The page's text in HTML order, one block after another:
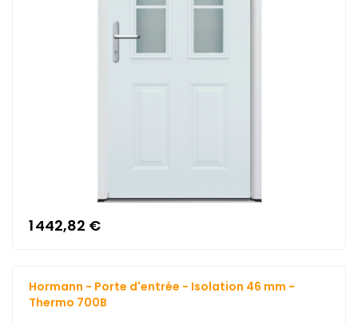
1 442,82 €
Hormann - Porte d'entrée - Isolation 46 mm -
Thermo 700B